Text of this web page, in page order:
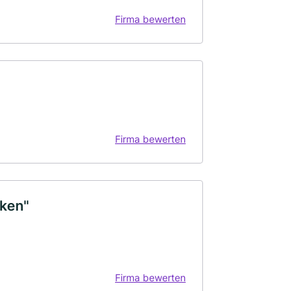
Firma bewerten
Firma bewerten
Firma bewerten